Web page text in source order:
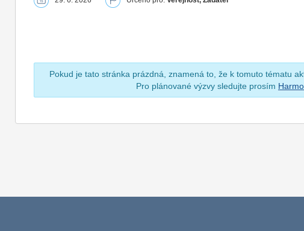
Pokud je tato stránka prázdná, znamená to, že k tomuto tématu
Pro plánované výzvy sledujte prosím